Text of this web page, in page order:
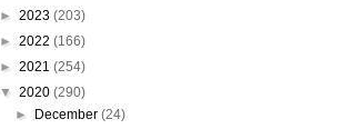
► 2023 (203)
► 2022 (166)
► 2021 (254)
▼ 2020 (290)
►
December (24)